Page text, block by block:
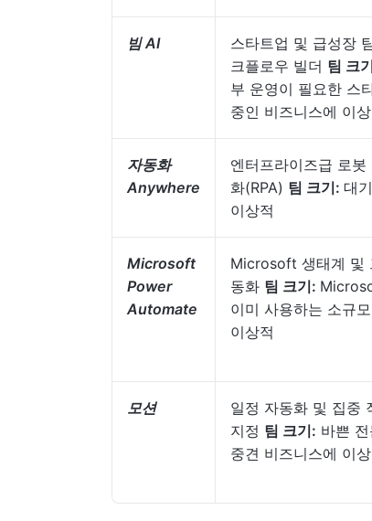
빔 AI
스타트업 및 급성장
크플로우 빌더 팀 크
부 운영이 필요한 스
중인 비즈니스에 이
자동화
Anywhere
엔터프라이즈급 로봇
화(RPA) 팀 크기: 대
이상적
Microsoft
Power
Automate
Microsoft 생태계 및
동화 팀 크기:
이미 사용하는 소규
이상적
모션
일정 자동화 및 집중
지정 팀 크기: 바쁜
중견 비즈니스에 이